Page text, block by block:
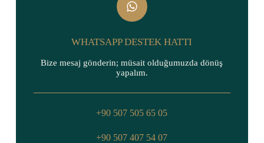
WHATSAPP DESTEK HATTI
Bize mesaj gönderin; müsait olduğumuzda dönüş
yapalım.
+90 507 505 65 05
+90 507 407 54 07